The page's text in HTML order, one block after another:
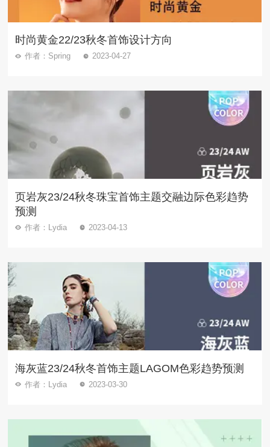
时尚黄金22/23秋冬首饰设计方向
作者：Spring 2023-04-27
页岩灰23/24秋冬珠宝首饰主题交融边际色彩趋势
预测
作者：Lydia 2023-04-13
海灰蓝23/24秋冬首饰主题LAGOM色彩趋势预测
作者：Lydia 2023-03-30